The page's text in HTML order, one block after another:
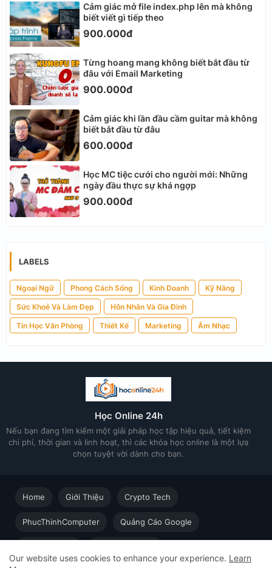
Cảm giác mở file index.php lên mà không
biết viết gì tiếp theo
900.000đ
Từng hoang mang không biết bắt đầu từ
đâu với Email Marketing
900.000đ
Cảm giác khi lần đầu cầm guitar mà không
biết bắt đầu từ đâu
600.000đ
Học MC tiệc cưới cho người mới: Những
ngày đầu thực sự khá ngợp
900.000đ
LABELS
Ngoại Ngữ Phong Cách Sống Kinh Doanh Kỹ Năng
Sức Khoẻ Và Làm Đẹp Hôn Nhân Và Gia Đình
Tin Học Văn Phòng Thiết Kế Marketing Âm Nhạc
Học Online 24h
Nếu bạn đang tìm kiếm một giải pháp học tập hiệu quả, tiết kiệm
chi phí, thời gian và linh hoạt, thì các khóa học online là một lựa
chọn tuyệt vời dành cho bạn.
Home Giới Thiệu Crypto Tech
PhucThinhComputer Quảng Cáo Google
Our website uses cookies to enhance your experience. Learn